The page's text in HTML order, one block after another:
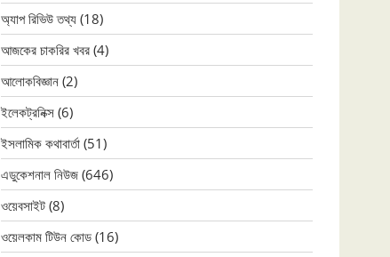
অ্যাপ রিভিউ তথ্য (18)
আজকের চাকরির খবর (4)
আলোকবিজ্ঞান (2)
ইলেকট্রনিক্স (6)
ইসলামিক কথাবার্তা (51)
এডুকেশনাল নিউজ (646)
ওয়েবসাইট (8)
ওয়েলকাম টিউন কোড (16)